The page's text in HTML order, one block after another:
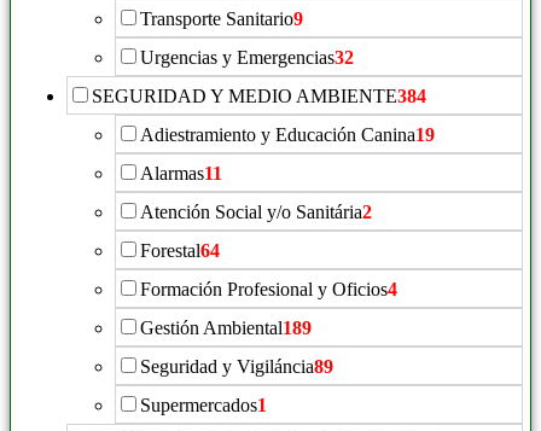
Transporte Sanitario9
Urgencias y Emergencias32
SEGURIDAD Y MEDIO AMBIENTE384
Adiestramiento y Educación Canina19
Alarmas11
Atención Social y/o Sanitária2
Forestal64
Formación Profesional y Oficios4
Gestión Ambiental189
Seguridad y Vigiláncia89
Supermercados1